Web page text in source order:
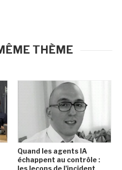
THÈME
Quand les agents IA
échappent au contrôle :
les leçons de l'incident